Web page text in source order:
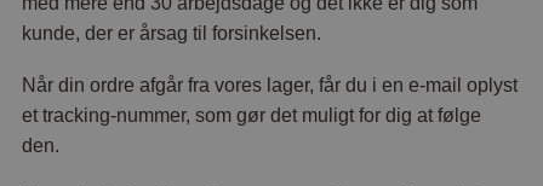
kunde, der er årsag til forsinkelsen.
Når din ordre afgår fra vores lager, får du i en e-mail oplyst
et tracking-nummer, som gør det muligt for dig at følge
den.